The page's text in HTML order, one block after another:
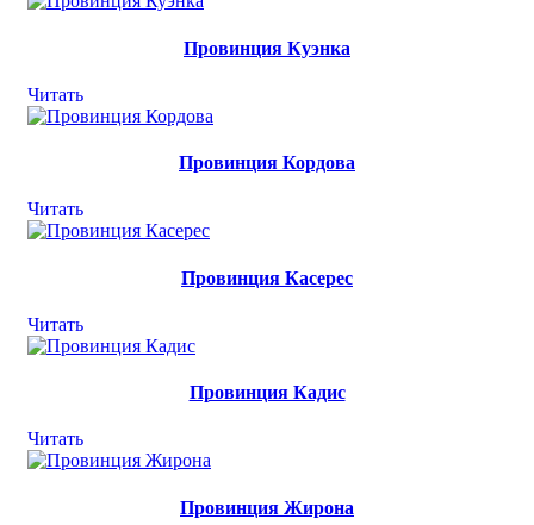
Провинция Куэнка
Читать
Провинция Кордова
Читать
Провинция Касерес
Читать
Провинция Кадис
Читать
Провинция Жирона